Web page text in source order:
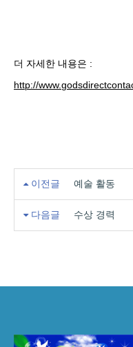
더 자세한 내용은 :
http://
이전글 예술 활동
다음글 수상 경력